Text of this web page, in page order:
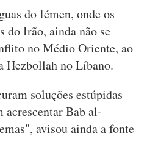
do Iémen, onde os
do Irão, ainda não se
no Médio Oriente, ao
Hezbollah no Líbano.
soluções estúpidas
acrescentar Bab al-
avisou ainda a fonte